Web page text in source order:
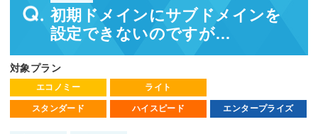
初期ドメインにサブドメインを
設定できないのですが…
対象プラン
エコノミー ライト
スタンダード ハイスピード エンタープライズ